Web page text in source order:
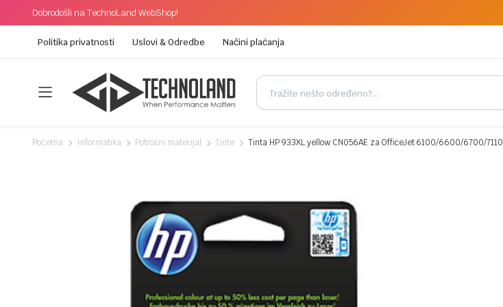
Dobrodošli na TechnoLand WebShop!
Politika privatnosti Uslovi & Odredbe Načini plaćanja
Početna Informatika Potrošni materijal Tinte Tinta HP 933XL yellow CN056AE za OfficeJet 6100/6600/6700/7110